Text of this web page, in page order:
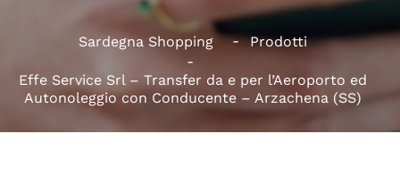
Sardegna Shopping Prodotti
Effe Service Srl – Transfer da e per l’Aeroporto ed
Autonoleggio con Conducente – Arzachena (SS)